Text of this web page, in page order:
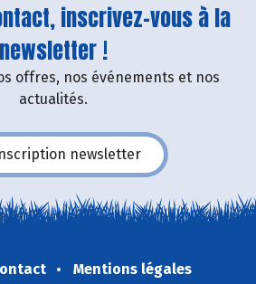
inscrivez-vous à la
newsletter !
offres, nos événements et nos
actualités.
newsletter
Mentions légales